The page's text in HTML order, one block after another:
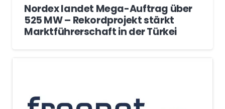
Nordex landet Mega-Auftrag über
525 MW – Rekordprojekt stärkt
Marktführerschaft in der Türkei